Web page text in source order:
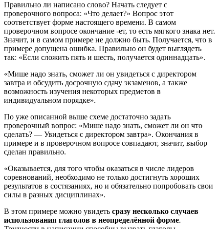
Правильно ли написано слово? Начать следует с
проверочного вопроса: «Что делает?» Вопрос этот
соответствует форме настоящего времени. В самом
проверочном вопросе окончание -ет, то есть мягкого знака нет.
Значит, и в самом примере не должно быть. Получается, что в
примере допущена ошибка. Правильно он будет выглядеть
так: «Если сложить пять и шесть, получается одиннадцать».
«Мише надо знать, сможет ли он увидеться с директором
завтра и обсудить досрочную сдачу экзаменов, а также
возможность изучения некоторых предметов в
индивидуальном порядке».
По уже описанной выше схеме достаточно задать
проверочный вопрос: «Мише надо знать, сможет ли он что
сделать? — Увидеться с директором завтра». Окончания в
примере и в проверочном вопросе совпадают, значит, выбор
сделан правильно.
«Оказывается, для того чтобы оказаться в числе лидеров
соревнований, необходимо не только достигнуть хороших
результатов в состязаниях, но и обязательно попробовать свои
силы в разных дисциплинах».
В этом примере можно увидеть сразу несколько случаев
использования глаголов в неопределённой форме.